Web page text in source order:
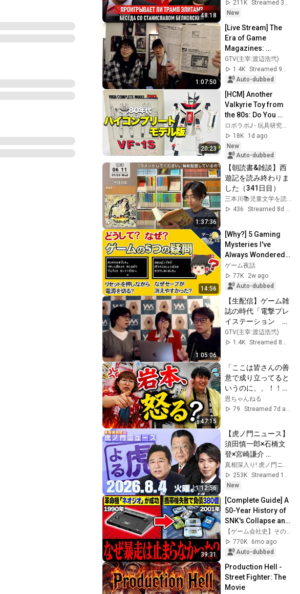
48:18
БЕЛКОВСКИМ
@BelkovskiyS
211K
Streamed 3d ago
New
1:07:50
[Live Stream] The
Era of Game
Magazines:
"Marukatsu Super
Famicom -
September 9, 1994
Issue" [Peo...
GTV(主宰:渡辺浩弐)
1.4K
Streamed 9mo ago
Auto-dubbed
20:23
[HCM] Another
Valkyrie Toy from
the 80s: Do You
Remember Love?
18K
1d ago
New
Auto-dubbed
1:37:36
【朝読書&雑談】西
遊記を読み終わりま
した（341日目）
436
14:56
[Why?] 5 Gaming
Mysteries I've
Always Wondered
About [Ep. 273 -
Game Yawa]
ゲーム夜話
77K
2w ago
Auto-dubbed
1:05:06
【生配信】ゲーム雑
誌の時代「電撃プレ
イステーション
1999年4月9日号」
[ゲーム雑誌の救世主
GTV(主宰:渡辺浩弐)
1.4K
47:15
「ここは皆さんの善
意で成り立ってると
いうのに、、！！」
岩本、怒る、、？
恩ちゃんねる
79
1:12:56
【虎ノ門ニュース】
須田慎一郎×石橋文
登×宮崎謙介
2026/8/4(火)
真相深入り! 虎ノ門ニュース
253K
Streamed 1d ago
New
39:31
[Complete Guide] A
50-Year History of
SNK's Collapse and
Revival 1978-2026
[Archival Edition]
【ゲーム会社史】そのゲ
770K
6mo ago
Auto-dubbed
Production Hell -
Street Fighter: The
Movie